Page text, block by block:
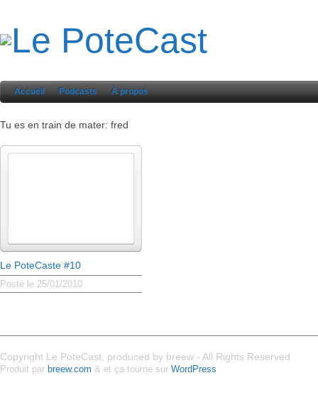
Accueil Podcasts À propos
Tu es en train de mater: fred
Le PoteCaste #10
Posté le 25/01/2010
Copyright Le PoteCast, produced by breew - All Rights Reserved
Produit par breew.com & et ça tourne sur WordPress